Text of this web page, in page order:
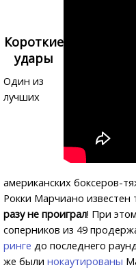
Короткие
удары
Один из
лучших
американских боксеров-
Рокки Марчиано известен
разу не проиграл! При
соперников из 49
ринге до последнего
же были нокаутированы